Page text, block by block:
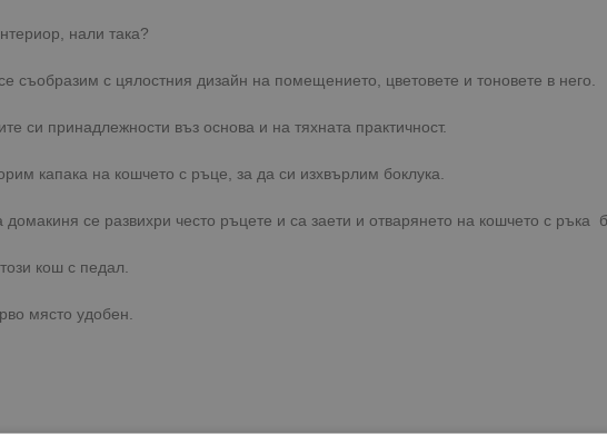
нали така?
съобразим с цялостния дизайн на помещението, цветовете и тоновете в него.
си принадлежности въз основа и на тяхната практичност.
капака на кошчето с ръце, за да си изхвърлим боклука.
се развихри често ръцете и са заети и отварянето на кошчето с ръка
кош с педал.
място удобен.